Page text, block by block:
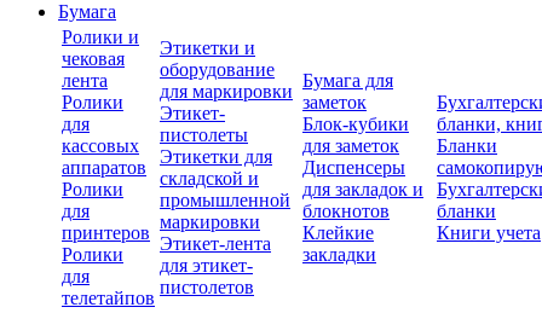
Бумага
Ролики и
чековая
лента
Ролики
для
кассовых
аппаратов
Ролики
для
принтеров
Ролики
для
телетайпов
Этикетки и
оборудование
для маркировки
Этикет-
пистолеты
Этикетки для
складской и
промышленной
маркировки
Этикет-лента
для этикет-
пистолетов
Бумага для
заметок
Блок-кубики
для заметок
Диспенсеры
для закладок и
блокнотов
Клейкие
закладки
бланки,
Бланки
бланки
Книги учета